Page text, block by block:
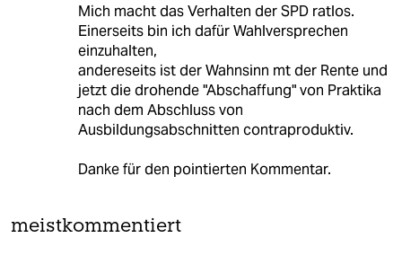
Mich macht das Verhalten der SPD ratlos.
Einerseits bin ich dafür Wahlversprechen
einzuhalten,
andereseits ist der Wahnsinn mt der Rente und
jetzt die drohende "Abschaffung" von Praktika
nach dem Abschluss von
Ausbildungsabschnitten contraproduktiv.
Danke für den pointierten Kommentar.
meistkommentiert